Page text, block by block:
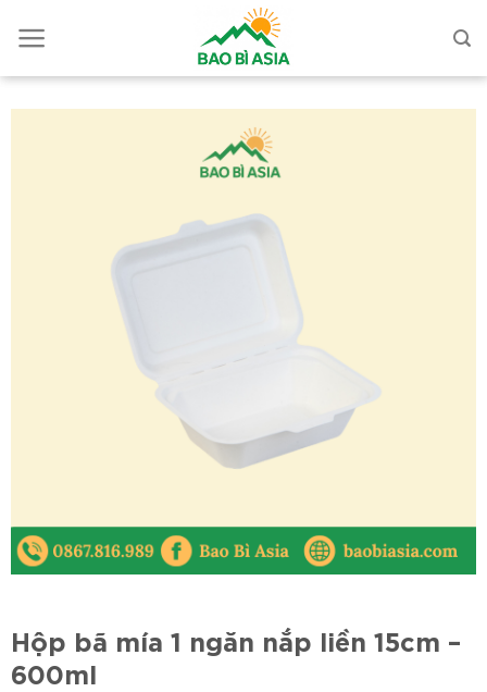
Hộp bã mía 1 ngăn nắp liền 15cm –
600ml